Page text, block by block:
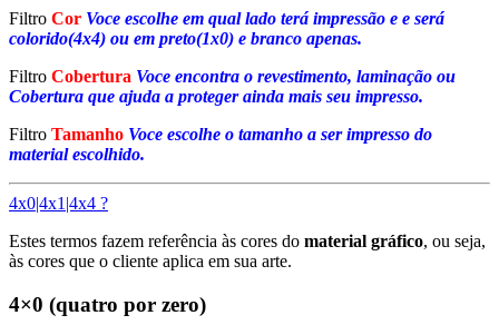
Filtro Cor Voce escolhe em qual lado terá impressão e e será
colorido(4x4) ou em preto(1x0) e branco apenas.
Filtro Cobertura Voce encontra o revestimento, laminação ou
Cobertura que ajuda a proteger ainda mais seu impresso.
Filtro Tamanho Voce escolhe o tamanho a ser impresso do
material escolhido.
4x0|4x1|4x4 ?
Estes termos fazem referência às cores do material gráfico, ou seja,
às cores que o cliente aplica em sua arte.
4×0 (quatro por zero)